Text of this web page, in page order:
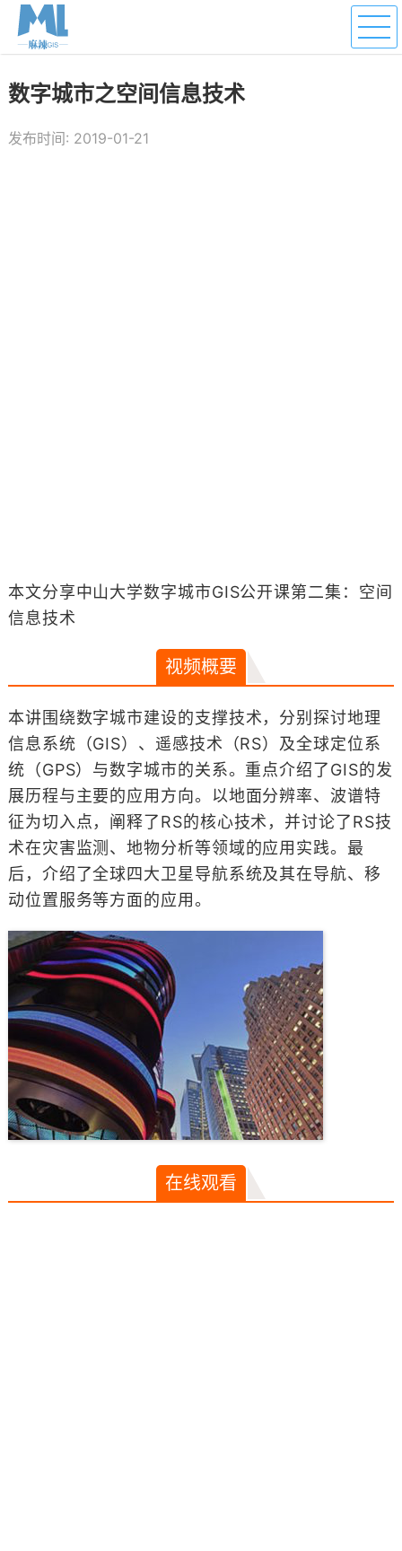
数字城市之空间信息技术
发布时间: 2019-01-21
本文分享中山大学数字城市GIS公开课第二集：空间
信息技术
视频概要
本讲围绕数字城市建设的支撑技术，分别探讨地理
信息系统（GIS）、遥感技术（RS）及全球定位系
统（GPS）与数字城市的关系。重点介绍了GIS的发
展历程与主要的应用方向。以地面分辨率、波谱特
征为切入点，阐释了RS的核心技术，并讨论了RS技
术在灾害监测、地物分析等领域的应用实践。最
后，介绍了全球四大卫星导航系统及其在导航、移
动位置服务等方面的应用。
在线观看